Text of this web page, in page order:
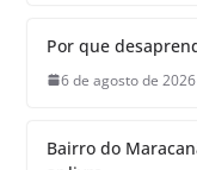
Por que
6 de agosto de 2026
Bairro do